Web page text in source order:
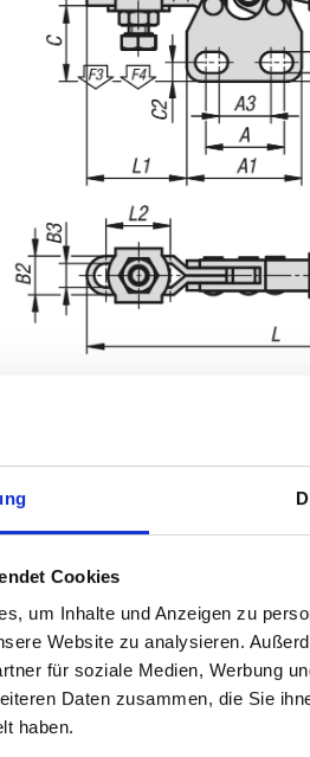
Cookies
um Inhalte und Anzeigen zu
Website zu analysieren.
für soziale Medien, Werbung
Daten zusammen, die Sie
haben.
Handkraft FH N
50
regelmäßigen Abständen mehrmals täglich
Ihrer Bestellung erfahren Sie das bestätigte